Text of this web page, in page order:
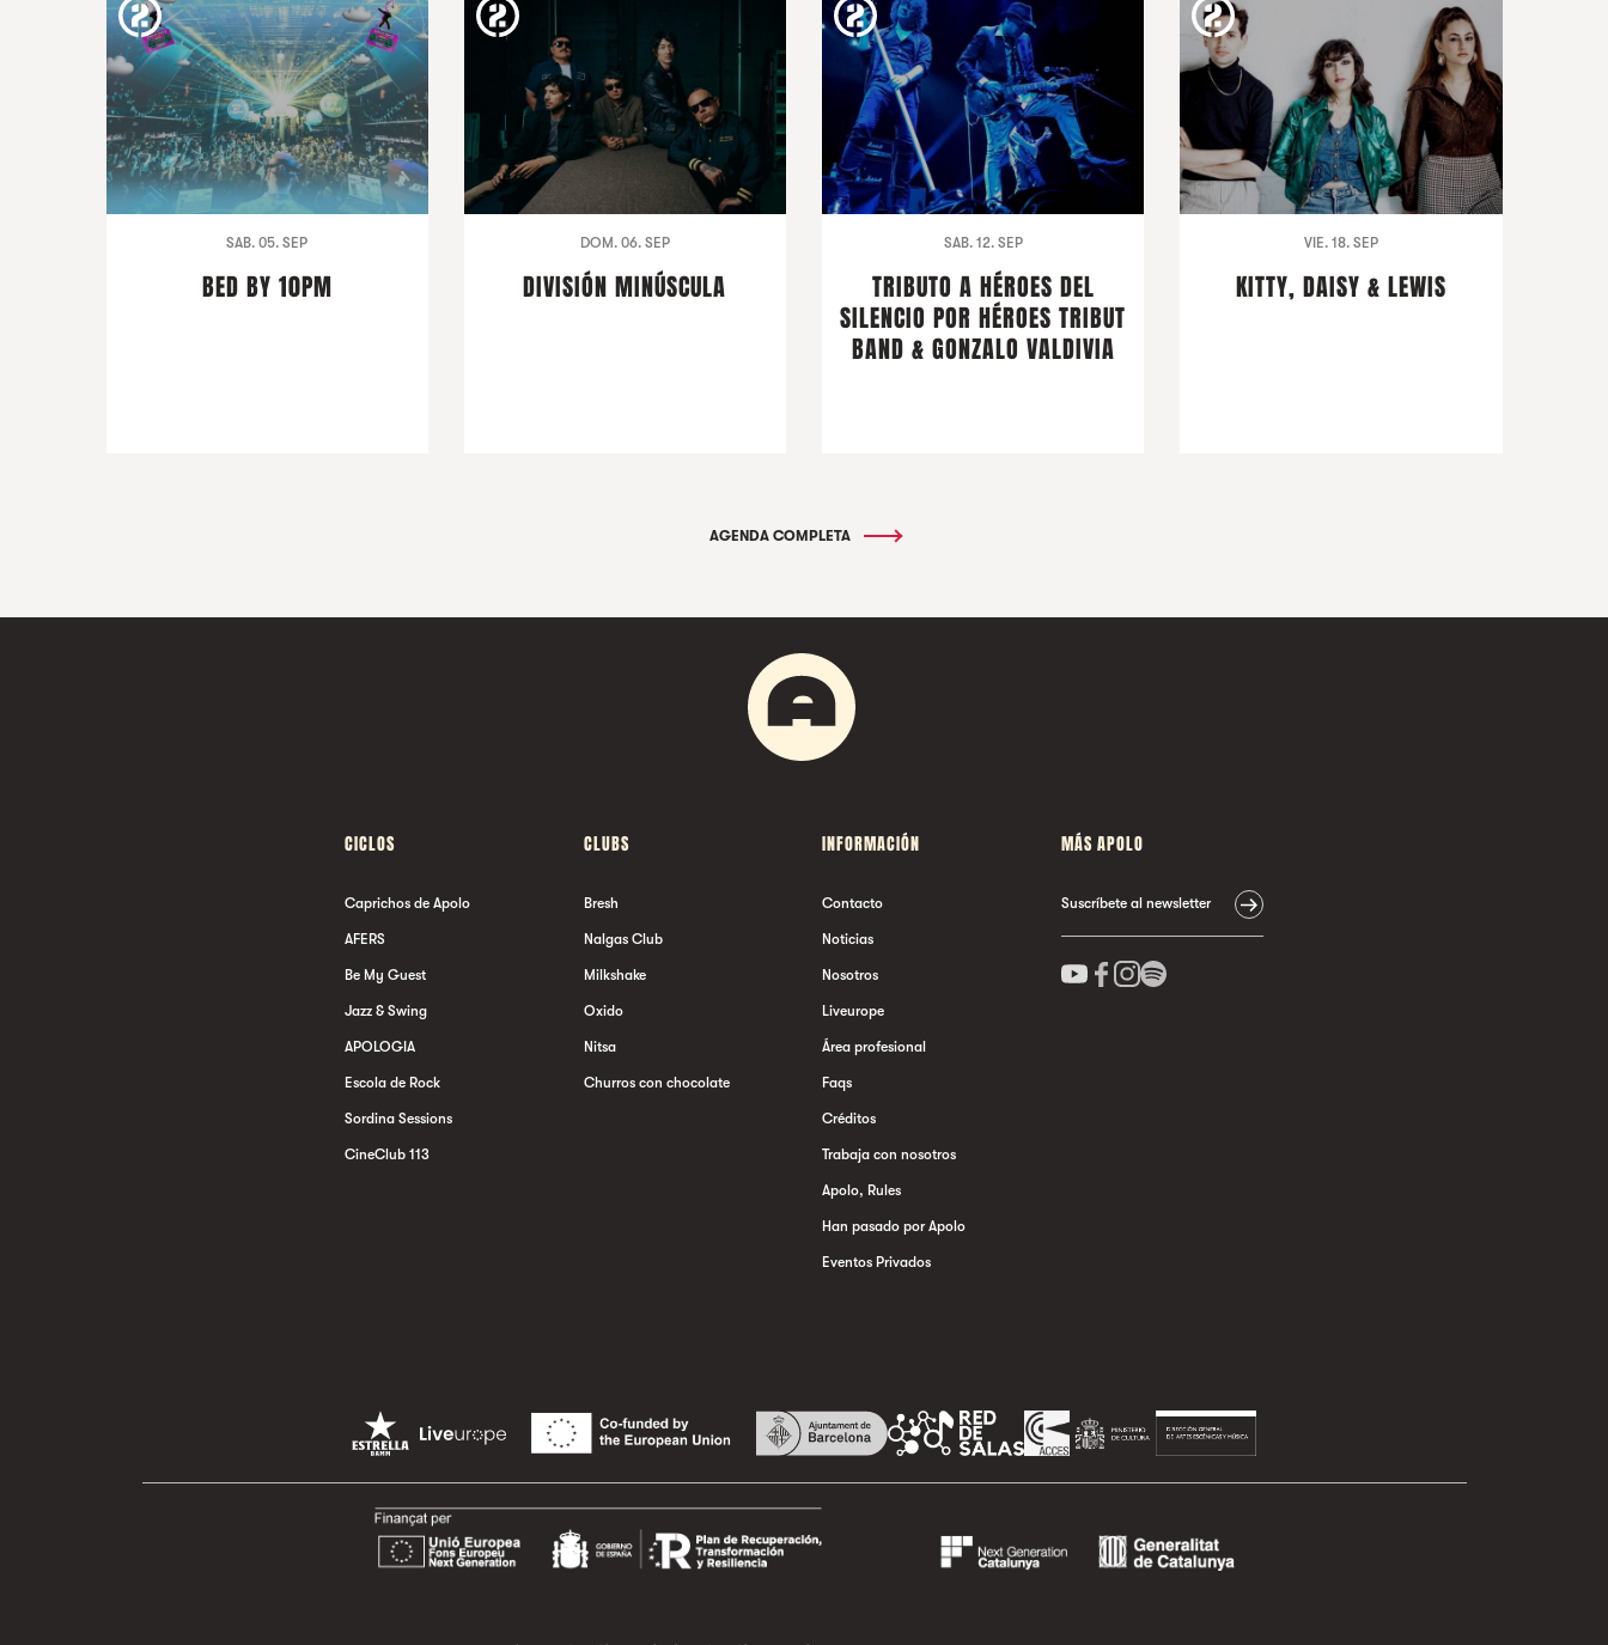
SAB. 05. SEP
BED BY 10PM
DOM. 06. SEP
DIVISIÓN MINÚSCULA
SAB. 12. SEP
TRIBUTO A HÉROES DEL
SILENCIO POR HÉROES TRIBUT
BAND & GONZALO VALDIVIA
VIE. 18. SEP
KITTY, DAISY & LEWIS
AGENDA COMPLETA
CICLOS
Caprichos de Apolo
AFERS
Be My Guest
Jazz & Swing
APOLOGIA
Escola de Rock
Sordina Sessions
CineClub 113
CLUBS
Bresh
Nalgas Club
Milkshake
Oxido
Nitsa
Churros con chocolate
INFORMACIÓN
Contacto
Noticias
Nosotros
Liveurope
Área profesional
Faqs
Créditos
Trabaja con nosotros
Apolo, Rules
Han pasado por Apolo
Eventos Privados
MÁS APOLO
Suscríbete al newsletter